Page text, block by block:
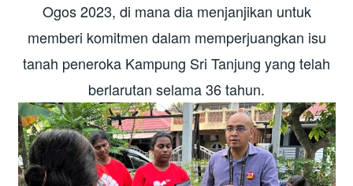
Ogos 2023, di mana dia menjanjikan untuk
memberi komitmen dalam memperjuangkan isu
tanah peneroka Kampung Sri Tanjung yang telah
berlarutan selama 36 tahun.